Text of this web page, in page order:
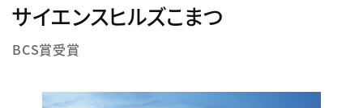
サイエンスヒルズこまつ
BCS賞受賞